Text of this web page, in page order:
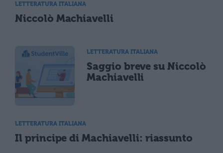
LETTERATURA ITALIANA
Niccolò Machiavelli
LETTERATURA ITALIANA
Saggio breve su Niccolò
Machiavelli
LETTERATURA ITALIANA
Il principe di Machiavelli: riassunto